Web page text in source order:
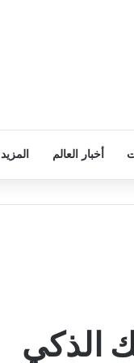
أخبار العالم المزيد
الذكي